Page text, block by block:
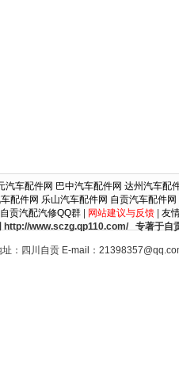
汽车配件网 巴中汽车配件网 达州汽车配
配件网 乐山汽车配件网 自贡汽车配件网
自贡汽配汽修QQ群| 网站建议与反馈| 友
http://www.sczg.qp110.com/ 专著于自
址：四川自贡 E-mail：